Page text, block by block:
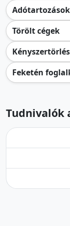
Törölt cégek
Feketén
Tudnivalók